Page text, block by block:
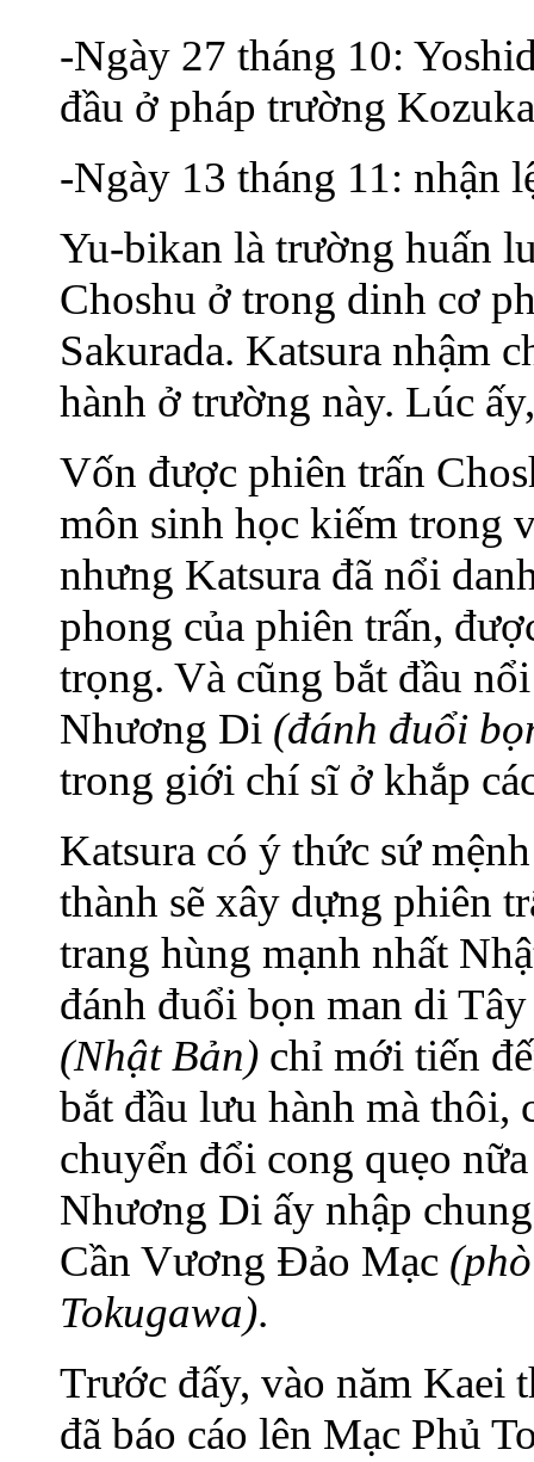
-Ngày 27 tháng 10:
đầu ở pháp trường
-Ngày 13 tháng 11: nhận
Yu-bikan là trường huấn
Choshu ở trong dinh cơ
Sakurada. Katsura nhậm
hành ở trường này. Lúc
Vốn được phiên trấn
môn sinh học kiếm trong
nhưng Katsura đã nổi
phong của phiên trấn,
trọng. Và cũng bắt đầu
Nhương Di (đánh đuổi
trong giới chí sĩ ở khắp
Katsura có ý thức sứ
thành sẽ xây dựng phiên
trang hùng mạnh nhất
đánh đuổi bọn man di
(Nhật Bản) chỉ mới tiến
bắt đầu lưu hành mà thôi,
chuyển đổi cong quẹo
Nhương Di ấy nhập
Cần Vương Đảo Mạc
Tokugawa).
Trước đấy, vào năm Kaei
đã báo cáo lên Mạc Phủ